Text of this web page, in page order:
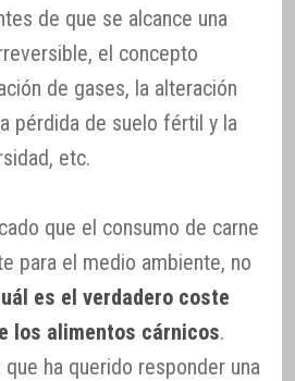
de que se alcance una
el concepto
de gases, la alteración
pérdida de suelo fértil y la
etc.
que el consumo de carne
para el medio ambiente, no
es el verdadero coste
los alimentos cárnicos.
ha querido responder una